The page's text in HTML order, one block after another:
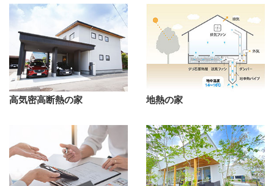
高気密高断熱の家 地熱の家